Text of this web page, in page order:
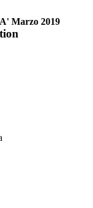
Marzo 2019